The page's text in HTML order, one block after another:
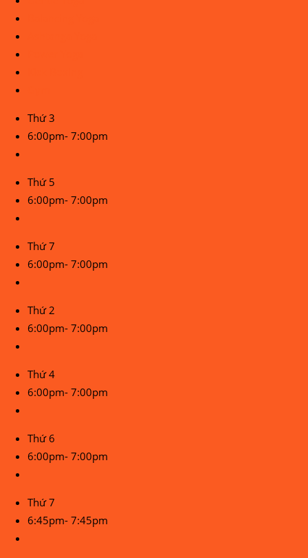
Thứ 3
6:00pm- 7:00pm
Thứ 5
6:00pm- 7:00pm
Thứ 7
6:00pm- 7:00pm
Thứ 2
6:00pm- 7:00pm
Thứ 4
6:00pm- 7:00pm
Thứ 6
6:00pm- 7:00pm
Thứ 7
6:45pm- 7:45pm